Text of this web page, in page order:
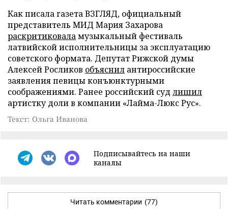
Как писала газета ВЗГЛЯД, официальный
представитель МИД Мария Захарова
раскритиковаламузыкальный фестиваль
латвийской исполнительницы за эксплуатацию
советского формата. Депутат Рижской думы
Алексей Росликов объяснил антироссийские
заявления певицы конъюнктурными
соображениями. Ранее российский суд лишил
артистку доли в компании «Лайма-Люкс Рус».
Текст: Ольга Иванова
Подписывайтесь на наши
каналы
Читать комментарии (77)